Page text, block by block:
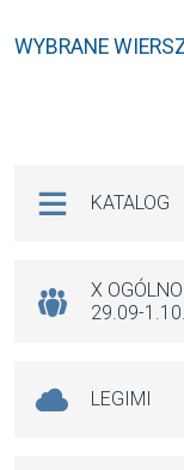
WYBRANE
KATALOG
X
29.09-
LEGIMI